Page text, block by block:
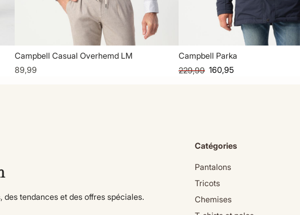
Campbell Casual Overhemd LM
89,99
Campbell Parka
229,99 160,95
tendances et des offres spéciales.
Catégories
Pantalons
Tricots
Chemises